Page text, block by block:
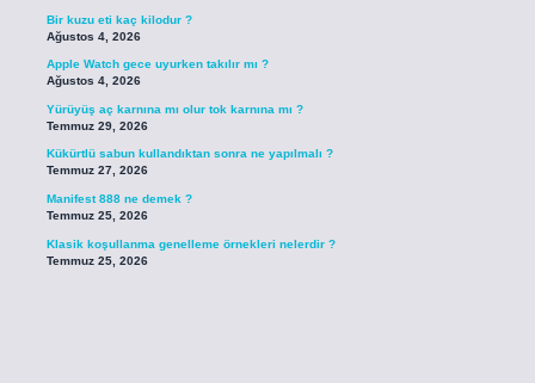
Bir kuzu eti kaç kilodur ?
Ağustos 4, 2026
Apple Watch gece uyurken takılır mı ?
Ağustos 4, 2026
Yürüyüş aç karnına mı olur tok karnına mı ?
Temmuz 29, 2026
Kükürtlü sabun kullandıktan sonra ne yapılmalı ?
Temmuz 27, 2026
Manifest 888 ne demek ?
Temmuz 25, 2026
Klasik koşullanma genelleme örnekleri nelerdir ?
Temmuz 25, 2026